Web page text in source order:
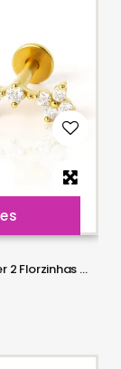
Piercing de Orelha - Mini Cluster 2 Florzinhas e 1 Cristal - 6ORE1063